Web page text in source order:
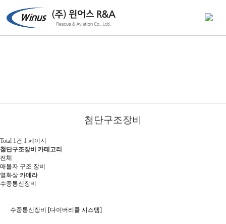
첨단구조장비
Total 1건 1 페이지
첨단구조장비 카테고리
전체
매몰자 구조 장비
열화상 카메라
수중통신장비
수중통신장비 [다이버리콜 시스템]